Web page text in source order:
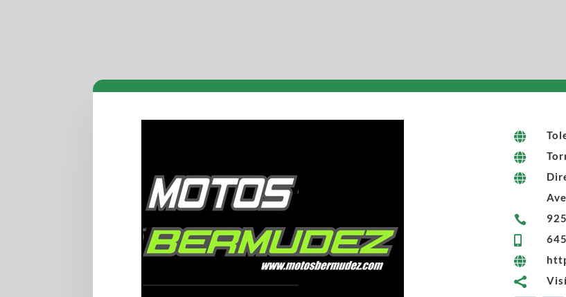






